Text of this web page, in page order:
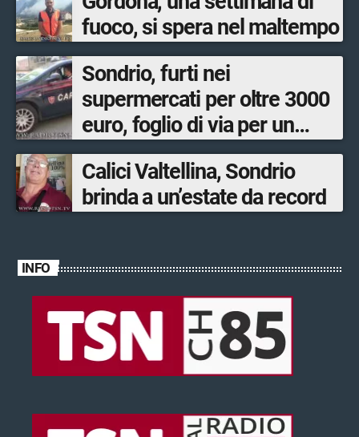
fuoco, si spera nel maltempo
Sondrio, furti nei
supermercati per oltre 3000
euro, foglio di via per un
ventinovenne
Calici Valtellina, Sondrio
brinda a un’estate da record
INFO